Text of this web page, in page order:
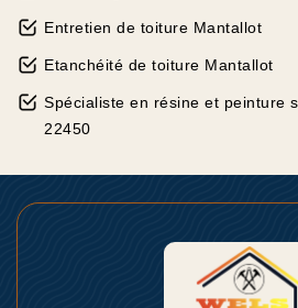
Entretien de toiture Mantallot
Etanchéité de toiture Mantallot
Spécialiste en résine et peinture
22450